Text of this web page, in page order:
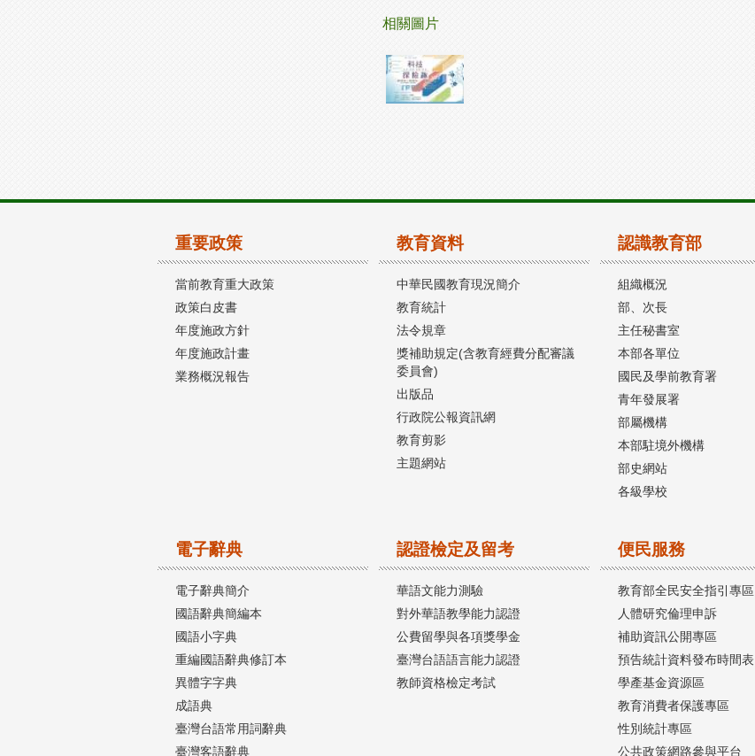
相關圖片
重要政策
當前教育重大政策
政策白皮書
年度施政方針
年度施政計畫
業務概況報告
教育資料
中華民國教育現況簡介
教育統計
法令規章
獎補助規定(含教育經費分配審議
委員會)
出版品
行政院公報資訊網
教育剪影
主題網站
認識教育部
組織概況
部、次長
主任秘書室
本部各單位
國民及學前教育署
青年發展署
部屬機構
本部駐境外機構
部史網站
各級學校
電子辭典
電子辭典簡介
國語辭典簡編本
國語小字典
重編國語辭典修訂本
異體字字典
成語典
臺灣台語常用詞辭典
臺灣客語辭典
認證檢定及留考
華語文能力測驗
對外華語教學能力認證
公費留學與各項獎學金
臺灣台語語言能力認證
教師資格檢定考試
便民服務
教育部全民安全指引專區
人體研究倫理申訴
補助資訊公開專區
預告統計資料發布時間表
學產基金資源區
教育消費者保護專區
性別統計專區
公共政策網路參與平台